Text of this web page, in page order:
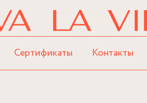
Сертификаты Контакты